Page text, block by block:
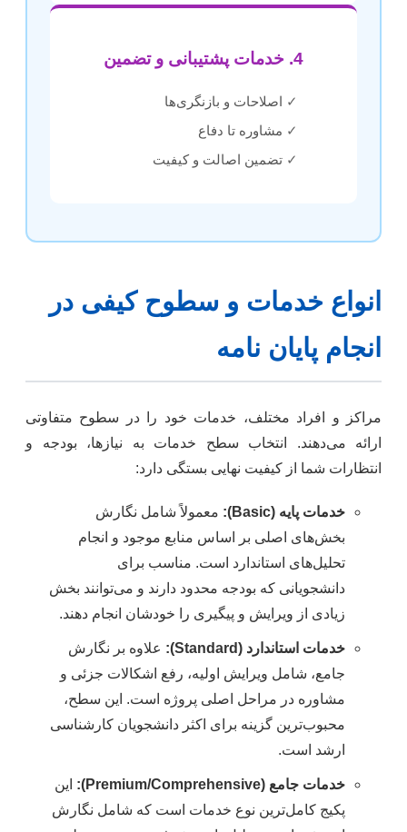
4. خدمات پشتیبانی و تضمین
✓ اصلاحات و بازنگری‌ها
✓ مشاوره تا دفاع
✓ تضمین اصالت و کیفیت
انواع خدمات و سطوح کیفی در
انجام پایان نامه
مراکز و افراد مختلف، خدمات خود را در سطوح متفاوتی
ارائه می‌دهند. انتخاب سطح خدمات به نیازها، بودجه و
انتظارات شما از کیفیت نهایی بستگی دارد:
خدمات پایه (Basic):
معمولاً شامل نگارش
بخش‌های اصلی بر اساس منابع موجود و انجام
تحلیل‌های استاندارد است. مناسب برای
دانشجویانی که بودجه محدود دارند و می‌توانند بخش
زیادی از ویرایش و پیگیری را خودشان انجام دهند.
خدمات استاندارد (Standard):
علاوه بر نگارش
جامع، شامل ویرایش اولیه، رفع اشکالات جزئی و
مشاوره در مراحل اصلی پروژه است. این سطح،
محبوب‌ترین گزینه برای اکثر دانشجویان کارشناسی
ارشد است.
خدمات جامع (Premium/Comprehensive):
این
پکیج کامل‌ترین نوع خدمات است که شامل نگارش